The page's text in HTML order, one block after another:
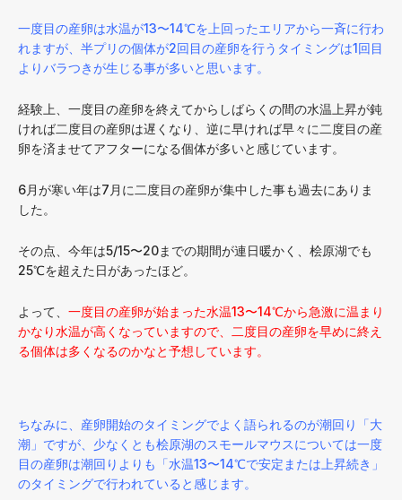
一度目の産卵は水温が13〜14℃を上回ったエリアから一斉に行わ
れますが、半プリの個体が2回目の産卵を行うタイミングは1回目
よりバラつきが生じる事が多いと思います。
経験上、一度目の産卵を終えてからしばらくの間の水温上昇が鈍
ければ二度目の産卵は遅くなり、逆に早ければ早々に二度目の産
卵を済ませてアフターになる個体が多いと感じています。
6月が寒い年は7月に二度目の産卵が集中した事も過去にありま
した。
その点、今年は5/15〜20までの期間が連日暖かく、桧原湖でも
25℃を超えた日があったほど。
よって、 一度目の産卵が始まった水温13〜14℃から急激に温まり
かなり水温が高くなっていますので、二度目の産卵を早めに終え
る個体は多くなるのかなと予想しています。
ちなみに、産卵開始のタイミングでよく語られるのが潮回り「大
潮」ですが、少なくとも桧原湖のスモールマウスについては一度
目の産卵は潮回りよりも「水温13〜14℃で安定または上昇続き」
のタイミングで行われていると感じます。